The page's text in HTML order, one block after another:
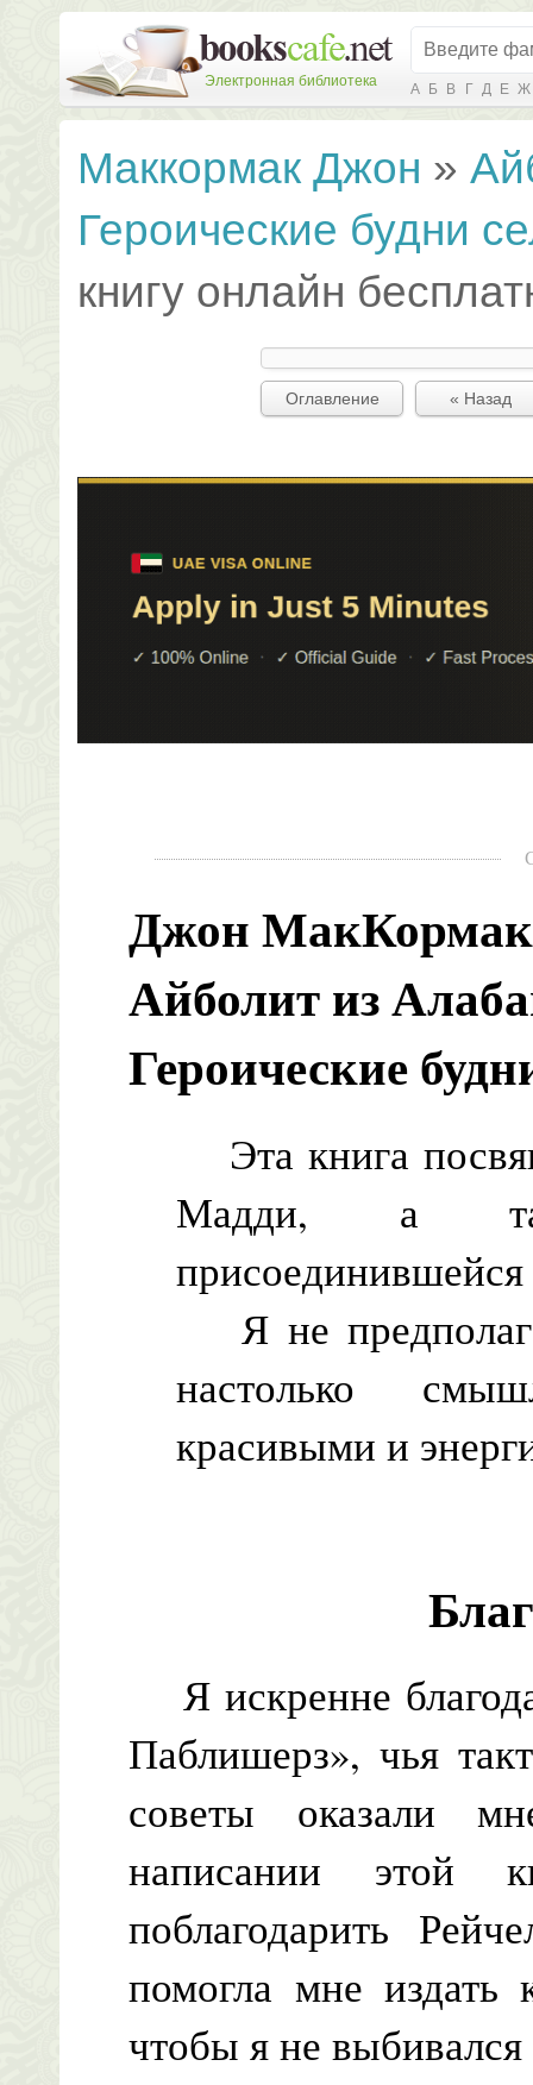
Электронная библиотека А Б В Г Д Е Ж
Маккормак Джон »
Героические будни
книгу онлайн
Оглавление « Назад
Джон МакКормак
Айболит из
Героические
Эта книга
Мадди, а
Я не
настолько
красивыми и
Я искренне
Паблишерз», чья
советы оказали
написании этой
поблагодарить
помогла мне
чтобы я не